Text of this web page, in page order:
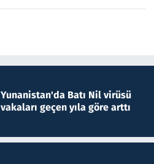
Yunanistan'da Batı Nil virüsü
vakaları geçen yıla göre arttı